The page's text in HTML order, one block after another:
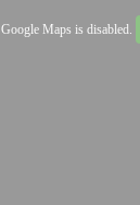
Google Maps is disabled.